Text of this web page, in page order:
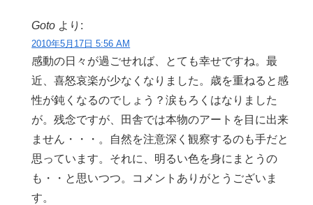
Goto より:
2010年5月17日 5:56 AM
感動の日々が過ごせれば、とても幸せですね。最
近、喜怒哀楽が少なくなりました。歳を重ねると感
性が鈍くなるのでしょう？涙もろくはなりました
が。残念ですが、田舎では本物のアートを目に出来
ません・・・。自然を注意深く観察するのも手だと
思っています。それに、明るい色を身にまとうの
も・・と思いつつ。コメントありがとうございま
す。